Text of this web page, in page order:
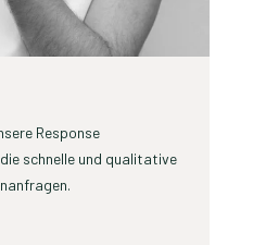
Response
schnelle und qualitative